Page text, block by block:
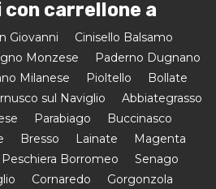
carrellone a
Giovanni
Cinisello Balsamo
Monzese
Paderno Dugnano
Milanese Pioltello
Bollate
sul Naviglio
Abbiategrasso
Parabiago
Buccinasco
Bresso Lainate
Magenta
Peschiera Borromeo
Senago
Cornaredo
Gorgonzola